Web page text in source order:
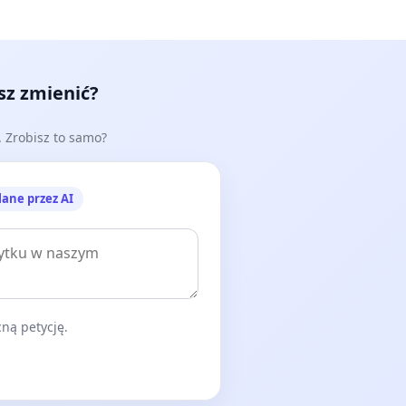
powstrzymania rozszerzania się kamieniołomu w
zmienić?
Zrobisz to samo?
przez AI
petycję.